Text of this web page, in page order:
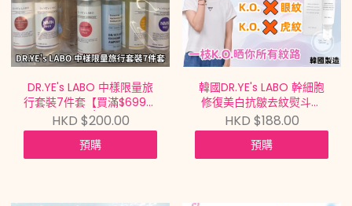
DR.YE's LABO 中樣限量旅
行套裝7件套【買滿$699包
郵 | 福利款 | 1/6截單 | 預計
7月初至中到貨 |
20260527B(66967.)】
HKD $200.00
預購
韓國DR.YE's LABO 幹細胞
修復美白抗皺去紋熨斗霜
CELL REPAIR CREAM
50ml【買滿$699包郵 |
7/8截單 | 預計9月中到貨 |
20260802A(45245.)】
HKD $188.00
預購